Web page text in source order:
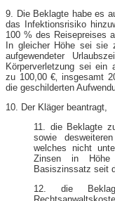
9. Die Beklagte habe es
das Infektionsrisiko
100 % des Reisepreises
In gleicher Höhe sei sie
aufgewendeter
Körperverletzung sei ein
zu 100,00 €‚ insgesamt
die geschilderten
10. Der Kläger beantragt,
11. die Beklagte
sowie
welches nicht
Zinsen in Höhe
Basiszinssatz seit
12. die